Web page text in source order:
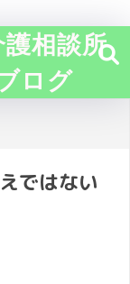
相談所
ログ
ではない